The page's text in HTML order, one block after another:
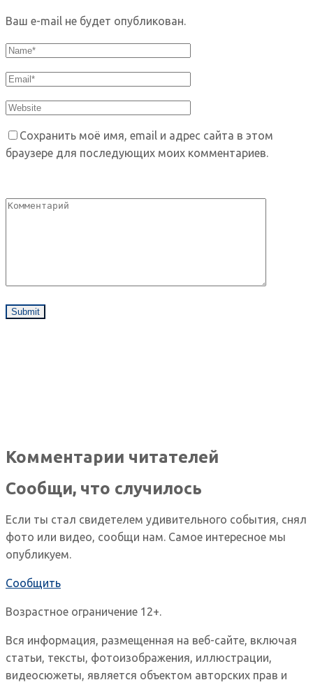
Ваш e-mail не будет опубликован.
Сохранить моё имя, email и адрес сайта в этом
браузере для последующих моих комментариев.
Комментарии читателей
Сообщи, что случилось
Если ты стал свидетелем удивительного события, снял
фото или видео, сообщи нам. Самое интересное мы
опубликуем.
Сообщить
Возрастное ограничение 12+.
Вся информация, размещенная на веб-сайте, включая
статьи, тексты, фотоизображения, иллюстрации,
видеосюжеты, является объектом авторских прав и